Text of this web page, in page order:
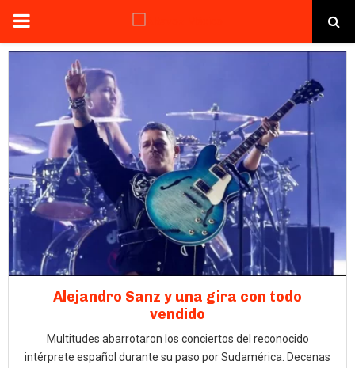
PRIMARY
Alejandro Sanz y una gira con todo
vendido
Multitudes abarrotaron los conciertos del reconocido
intérprete español durante su paso por Sudamérica. Decenas